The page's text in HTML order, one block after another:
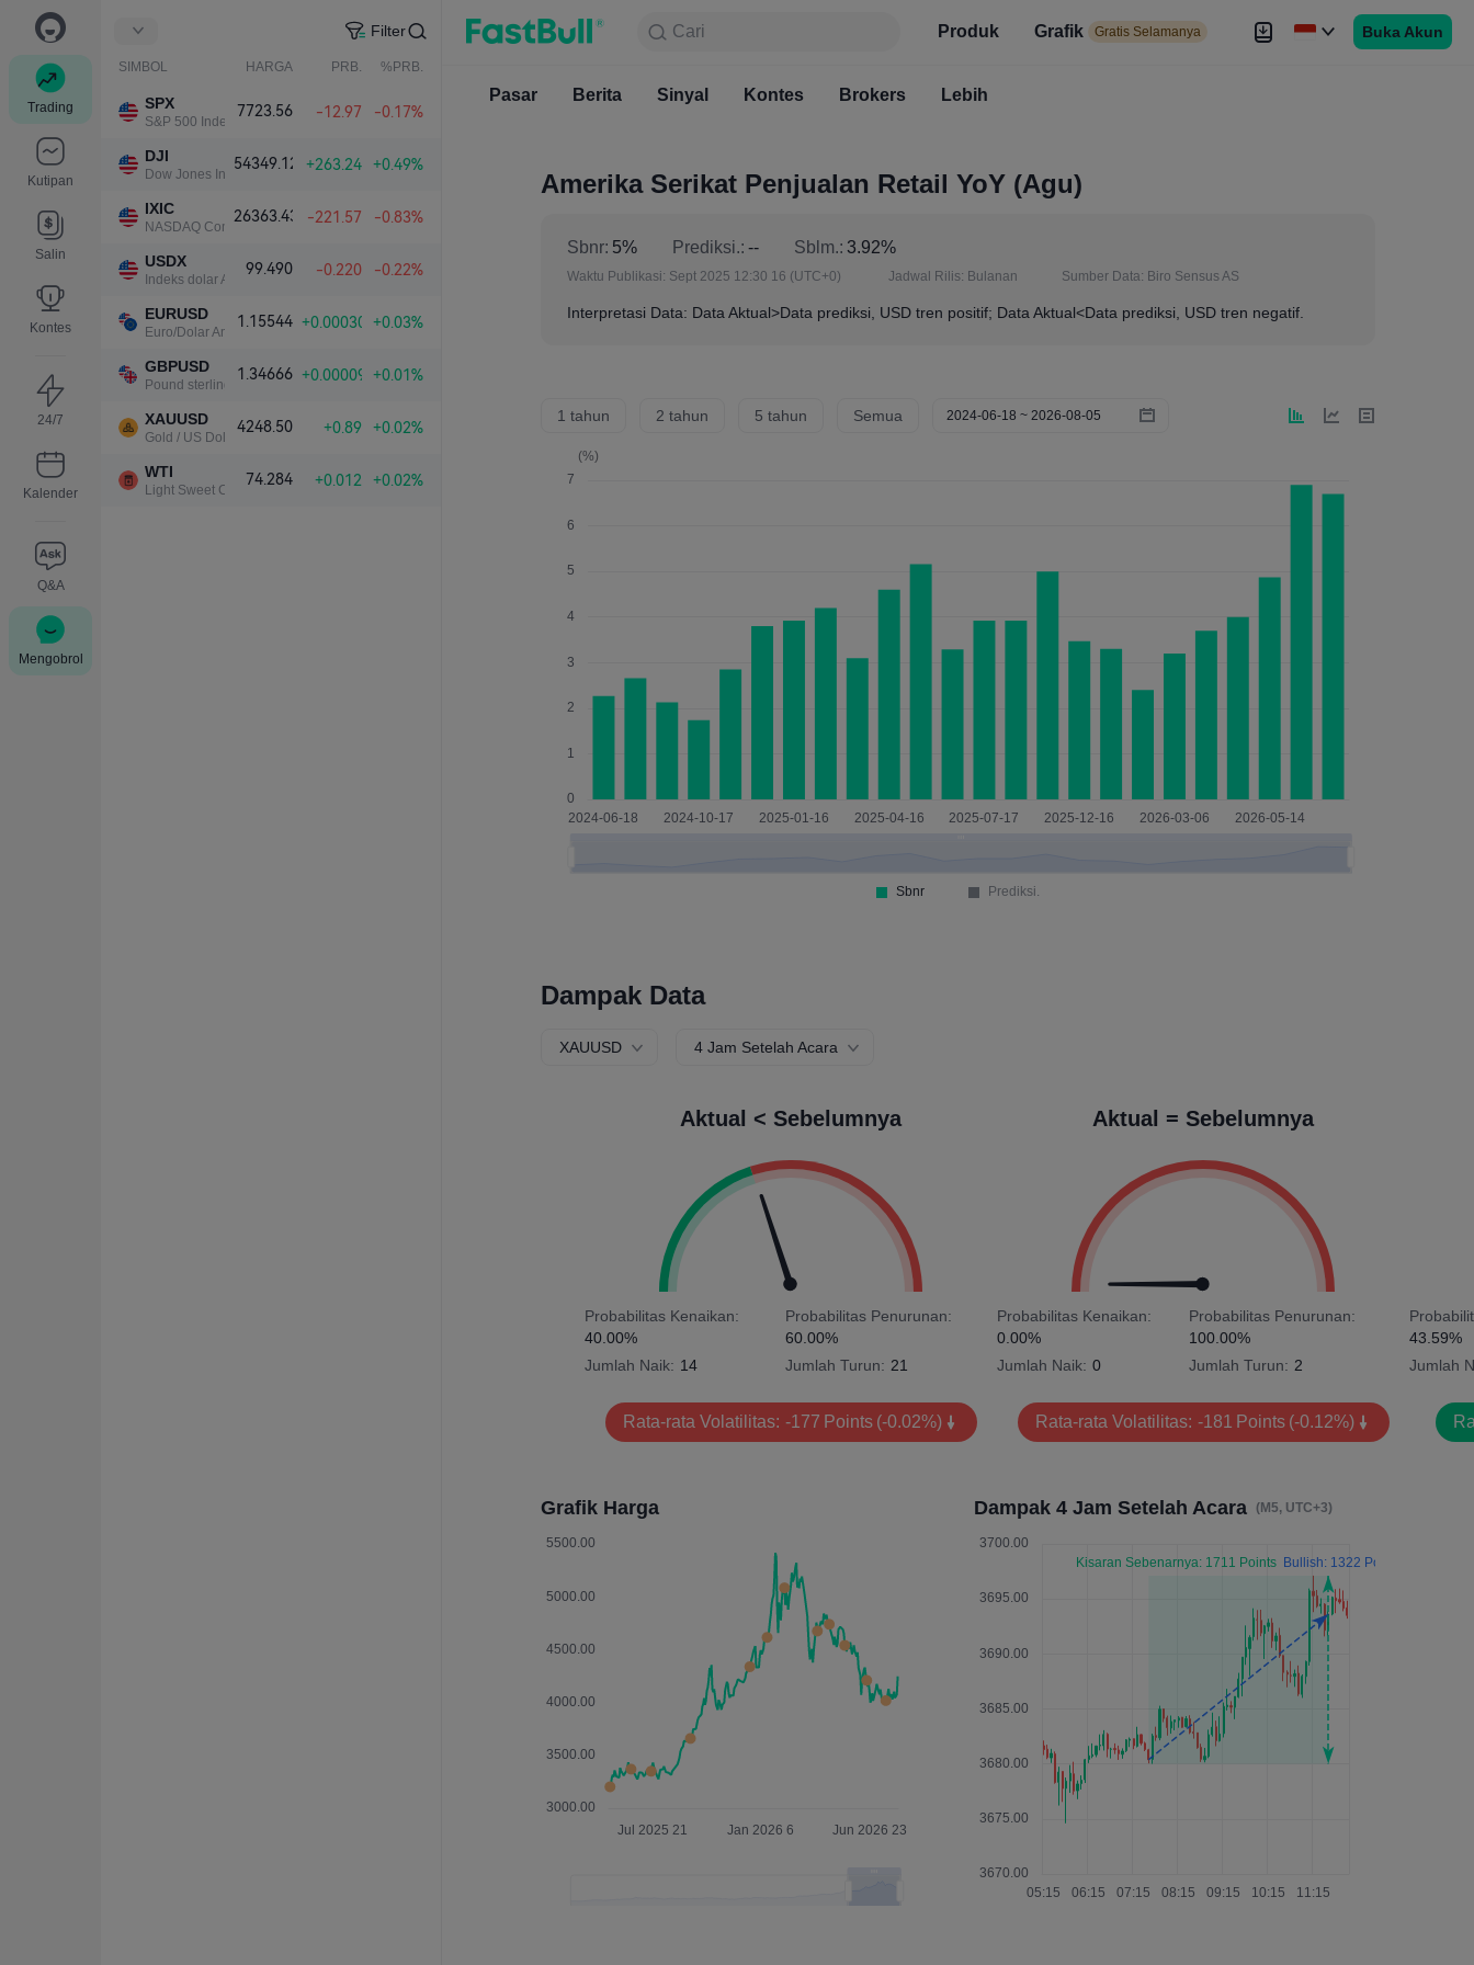
Trading
Kutipan
Salin
Kontes
24/7
Kalender
Q&A
Mengobrol
Filter
SIMBOL HARGA PRB. %PRB.
SPX
S&P 500 Index
7723.56 -12.97 -0.17%
DJI
Dow Jones Industrial Average
54349.12 +263.24 +0.49%
IXIC
NASDAQ Composite Index
26363.43 -221.57 -0.83%
USDX
Indeks dolar AS
99.490 -0.220 -0.22%
EURUSD
Euro/Dolar Amerika
1.15544 +0.00030 +0.03%
GBPUSD
Pound sterling/Dolar Amerika
1.34666 +0.00009 +0.01%
XAUUSD
Gold / US Dollar
4248.50 +0.89 +0.02%
WTI
Light Sweet Crude Oil
74.284 +0.012 +0.02%
Cari Produk Grafik Gratis Selamanya
Pasar Berita Sinyal Kontes
Buka Akun
Cari
Gratis Selamanya
Pasar Berita Sinyal Kontes Brokers Lebih
Amerika Serikat Penjualan Retail YoY (Agu)
Sbnr: 5% Prediksi.: -- Sblm.: 3.92%
Waktu Publikasi: Sept 2025 12:30 16 (UTC+0) Jadwal Rilis: Bulanan Sumber Data: Biro Sensus AS
Interpretasi Data: Data Aktual>Data prediksi, USD tren positif; Data Aktual<Data prediksi, USD tren negatif.
1 tahun 2 tahun 5 tahun Semua
Dampak Data
XAUUSD 4 Jam Setelah Acara
Aktual < Sebelumnya
Probabilitas Kenaikan:
40.00%
Jumlah Naik: 14
Probabilitas Penurunan:
60.00%
Jumlah Turun: 21
Rata-rata Volatilitas: -177 Points (-0.02%)
Aktual = Sebelumnya
Probabilitas Kenaikan:
0.00%
Jumlah Naik: 0
Probabilitas Penurunan:
100.00%
Jumlah Turun: 2
Rata-rata Volatilitas: -181 Points (-0.12%)
43.59%
Jumlah
Grafik Harga Dampak 4 Jam Setelah Acara (M5, UTC+3)